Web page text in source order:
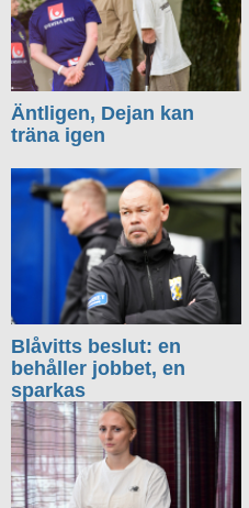
Äntligen, Dejan kan
träna igen
Blåvitts beslut: en
behåller jobbet, en
sparkas